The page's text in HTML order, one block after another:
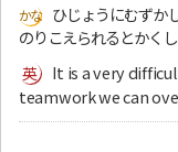
ひじょうにむずか
のりこえられるとかくし
It is a very
teamwork we can